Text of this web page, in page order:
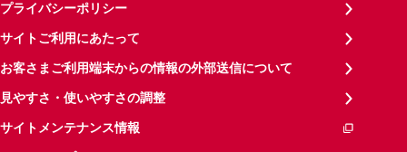
プライバシーポリシー
サイトご利用にあたって
お客さまご利用端末からの情報の外部送信について
見やすさ・使いやすさの調整
サイトメンテナンス情報